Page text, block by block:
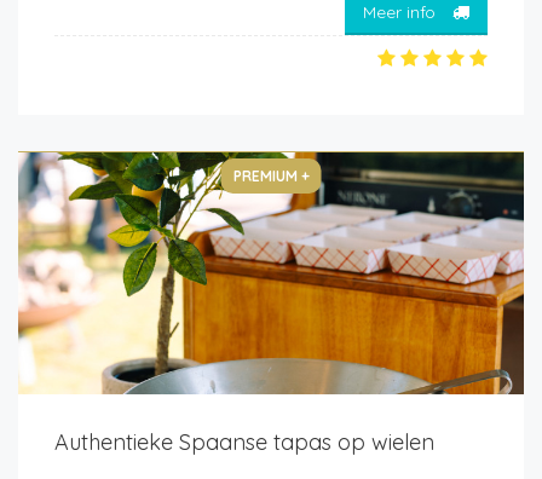
Meer info
PREMIUM +
Authentieke Spaanse tapas op wielen